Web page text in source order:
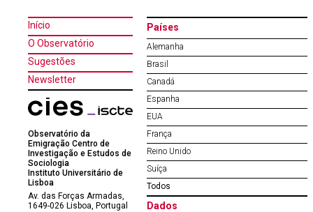
Início
O Observatório
Sugestões
Newsletter
Observatório da
Emigração Centro de
Investigação e Estudos de
Sociologia
Instituto Universitário de
Lisboa
Av. das Forças Armadas,
1649-026 Lisboa, Portugal
Países
Alemanha
Brasil
Canadá
Espanha
EUA
França
Reino Unido
Suíça
Todos
Dados